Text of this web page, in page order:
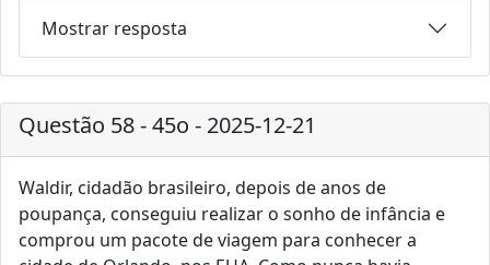
Mostrar resposta
Questão 58 - 45o - 2025-12-21
Waldir, cidadão brasileiro, depois de anos de
poupança, conseguiu realizar o sonho de infância e
comprou um pacote de viagem para conhecer a